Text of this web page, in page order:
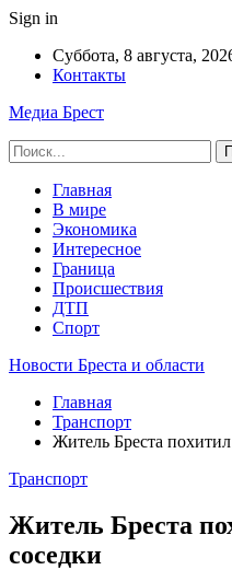
Sign in
Суббота, 8 августа,
Контакты
Медиа Брест
Главная
В мире
Экономика
Интересное
Граница
Происшествия
ДТП
Спорт
Новости Бреста и области
Главная
Транспорт
Житель Бреста
Транспорт
Житель Бреста
соседки